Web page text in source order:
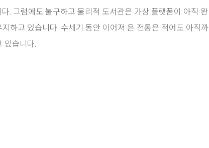
. 그럼에도 불구하고 물리적 도서관은 가상 플랫폼이 아직 완
하고 있습니다. 수세기 동안 이어져 온 전통은 적어도 아직까
있습니다.